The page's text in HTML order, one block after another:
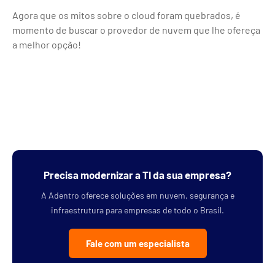
Agora que os mitos sobre o cloud foram quebrados, é
momento de buscar o provedor de nuvem que lhe ofereça
a melhor opção!
Precisa modernizar a TI da sua empresa?
A Adentro oferece soluções em nuvem, segurança e
infraestrutura para empresas de todo o Brasil.
Fale com um especialista